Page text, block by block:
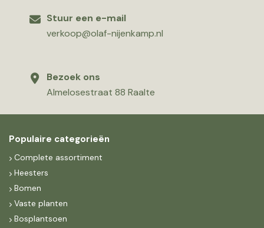
Stuur een e-mail
verkoop@olaf-nijenkamp.nl
Bezoek ons
Almelosestraat 88 Raalte
Populaire categorieën
Complete assortiment
Heesters
Bomen
Vaste planten
Bosplantsoen